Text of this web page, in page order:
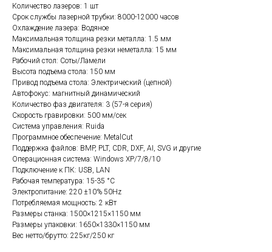
Количество лазеров: 1 шт
Срок службы лазерной трубки: 8000-12000 часов
Охлаждение лазера: Водяное
Максимальная толщина резки металла: 1.5 мм
Максимальная толщина резки неметалла: 15 мм
Рабочий стол: Соты/Ламели
Высота подъема стола: 150 мм
Привод подъема стола: Электрический (цепной)
Автофокус: магнитный динамический
Количество фаз двигателя: 3 (57-я серия)
Скорость гравировки: 500 мм/сек
Система управления: Ruida
Программное обеспечение: MetalCut
Поддержка файлов: BMP, PLT, CDR, DXF, AI, SVG и другие
Операционная система: Windows XP/7/8/10
Подключение к ПК: USB, LAN
Рабочая температура: 15-35 °C
Электропитание: 220 ±10% 50Hz
Потребляемая мощность: 2 кВт
Размеры станка: 1500×1215×1150 мм
Размеры упаковки: 1650×1330×1150 мм
Вес нетто/брутто: 225кг/250 кг